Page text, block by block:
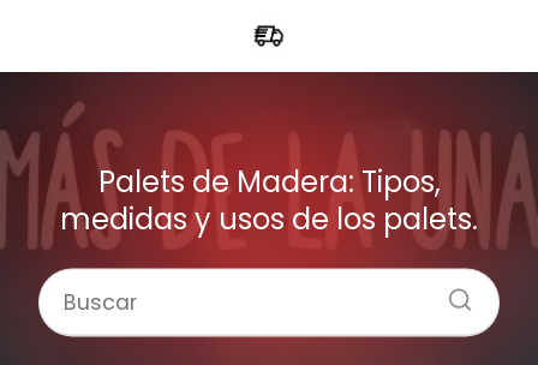
Palets de Madera: Tipos,
medidas y usos de los palets.